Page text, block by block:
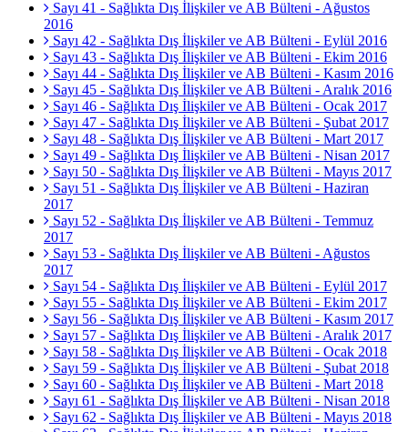
Sayı 41 - Sağlıkta Dış İlişkiler ve AB Bülteni - Ağustos
2016
Sayı 42 - Sağlıkta Dış İlişkiler ve AB Bülteni - Eylül 2016
Sayı 43 - Sağlıkta Dış İlişkiler ve AB Bülteni - Ekim 2016
Sayı 44 - Sağlıkta Dış İlişkiler ve AB Bülteni - Kasım 2016
Sayı 45 - Sağlıkta Dış İlişkiler ve AB Bülteni - Aralık 2016
Sayı 46 - Sağlıkta Dış İlişkiler ve AB Bülteni - Ocak 2017
Sayı 47 - Sağlıkta Dış İlişkiler ve AB Bülteni - Şubat 2017
Sayı 48 - Sağlıkta Dış İlişkiler ve AB Bülteni - Mart 2017
Sayı 49 - Sağlıkta Dış İlişkiler ve AB Bülteni - Nisan 2017
Sayı 50 - Sağlıkta Dış İlişkiler ve AB Bülteni - Mayıs 2017
Sayı 51 - Sağlıkta Dış İlişkiler ve AB Bülteni - Haziran
2017
Sayı 52 - Sağlıkta Dış İlişkiler ve AB Bülteni - Temmuz
2017
Sayı 53 - Sağlıkta Dış İlişkiler ve AB Bülteni - Ağustos
2017
Sayı 54 - Sağlıkta Dış İlişkiler ve AB Bülteni - Eylül 2017
Sayı 55 - Sağlıkta Dış İlişkiler ve AB Bülteni - Ekim 2017
Sayı 56 - Sağlıkta Dış İlişkiler ve AB Bülteni - Kasım 2017
Sayı 57 - Sağlıkta Dış İlişkiler ve AB Bülteni - Aralık 2017
Sayı 58 - Sağlıkta Dış İlişkiler ve AB Bülteni - Ocak 2018
Sayı 59 - Sağlıkta Dış İlişkiler ve AB Bülteni - Şubat 2018
Sayı 60 - Sağlıkta Dış İlişkiler ve AB Bülteni - Mart 2018
Sayı 61 - Sağlıkta Dış İlişkiler ve AB Bülteni - Nisan 2018
Sayı 62 - Sağlıkta Dış İlişkiler ve AB Bülteni - Mayıs 2018